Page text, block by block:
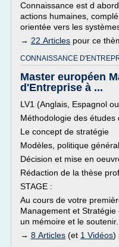
Connaissance est d
actions humaines,
orientée vers les
→ 22 Articles pour ce
CONNAISSANCE
Master européen
d'Entreprise à ...
LV1 (Anglais, Espagnol
Méthodologie des études
Le concept de stratégie
Modèles, politique
Décision et mise en
Rédaction de la thèse
STAGE :
Au cours de votre
Management et
un mémoire et le
→ 8 Articles (et 1 Vidéos)